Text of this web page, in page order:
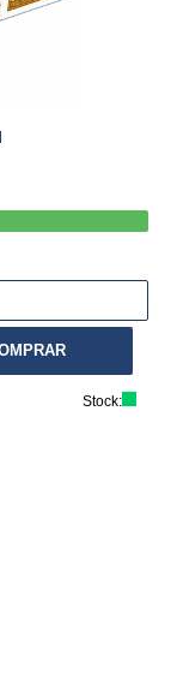
Stock: